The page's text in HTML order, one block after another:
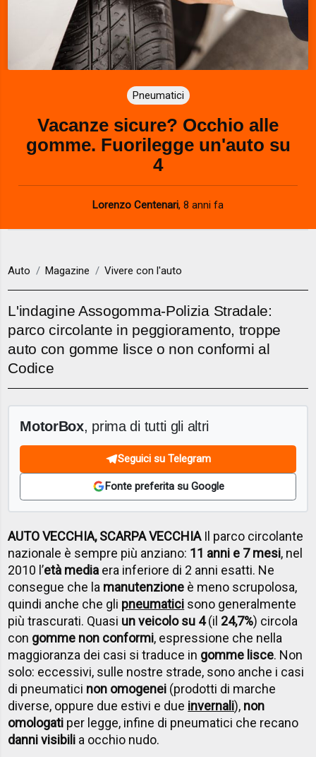
Pneumatici
Vacanze sicure? Occhio alle
gomme. Fuorilegge un'auto su
4
Lorenzo Centenari, 8 anni fa
Auto Magazine Vivere con l'auto
L'indagine Assogomma-Polizia Stradale:
parco circolante in peggioramento, troppe
auto con gomme lisce o non conformi al
Codice
MotorBox, prima di tutti gli altri
Seguici su Telegram
Fonte preferita su Google
AUTO VECCHIA, SCARPA VECCHIAIl parco circolante
nazionale è sempre più anziano: 11 anni e 7 mesi, nel
2010 l’età media era inferiore di 2 anni esatti. Ne
consegue che la manutenzione è meno scrupolosa,
quindi anche che gli pneumatici sono generalmente
più trascurati. Quasi un veicolo su 4(il 24,7%) circola
con gomme non conformi, espressione che nella
maggioranza dei casi si traduce in gomme lisce. Non
solo: eccessivi, sulle nostre strade, sono anche i casi
di pneumatici non omogenei (prodotti di marche
diverse, oppure due estivi e due invernali), non
omologati per legge, infine di pneumatici che recano
danni visibili a occhio nudo.